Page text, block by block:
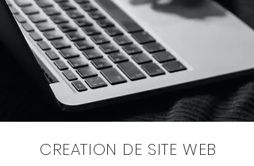
CREATION DE SITE WEB